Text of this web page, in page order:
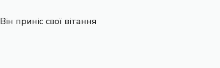
Він приніс свої вітання